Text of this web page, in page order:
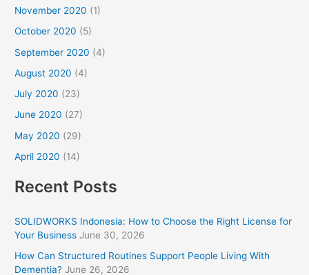
November 2020 (1)
October 2020 (5)
September 2020 (4)
August 2020 (4)
July 2020 (23)
June 2020 (27)
May 2020 (29)
April 2020 (14)
Recent Posts
SOLIDWORKS Indonesia: How to Choose the Right License for
Your Business June 30, 2026
How Can Structured Routines Support People Living With
Dementia? June 26, 2026